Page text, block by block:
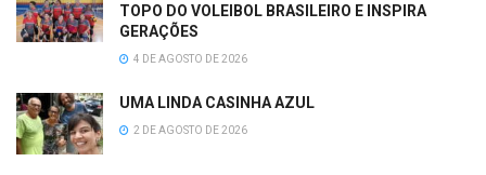
TOPO DO VOLEIBOL BRASILEIRO E INSPIRA
GERAÇÕES
4 DE AGOSTO DE 2026
UMA LINDA CASINHA AZUL
2 DE AGOSTO DE 2026